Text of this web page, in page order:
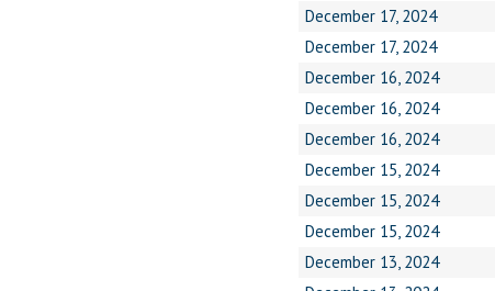
December 17, 2024
December 17, 2024
December 16, 2024
December 16, 2024
December 16, 2024
December 15, 2024
December 15, 2024
December 15, 2024
December 13, 2024